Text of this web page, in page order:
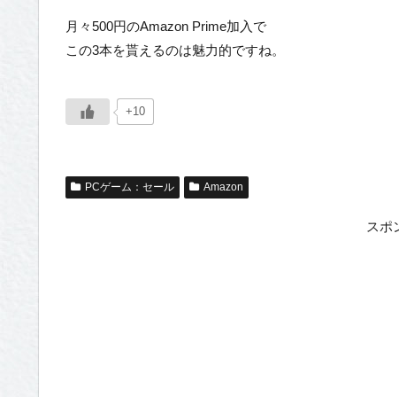
月々500円のAmazon Prime加入で
この3本を貰えるのは魅力的ですね。
+10
PCゲーム：セール Amazon
スポ